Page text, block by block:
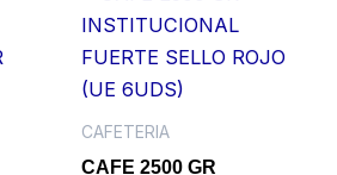
CAFETERIA
CAFE 2500 GR